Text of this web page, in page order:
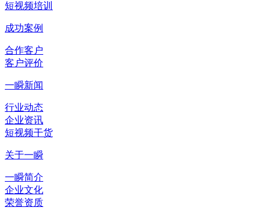
短视频培训
成功案例
合作客户
客户评价
一瞬新闻
行业动态
企业资讯
短视频干货
关于一瞬
一瞬简介
企业文化
荣誉资质